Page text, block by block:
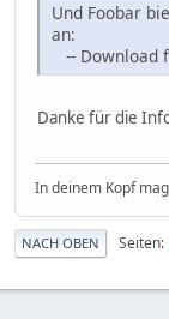
Und Foobar
an:
-- Download
Danke für die
In deinem Kopf
NACH OBEN Seiten